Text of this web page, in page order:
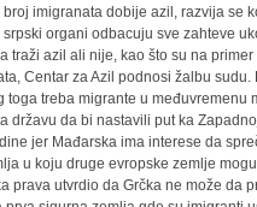
imigranata dobije azil, razvija se
organi odbacuju sve zahteve
traži azil ali nije, kao što su na
Centar za Azil podnosi žalbu sudu.
toga treba migrante u međuvremenu
državu da bi nastavili put ka
jer Mađarska ima interese da
u koju druge evropske zemlje
prava utvrdio da Grčka ne može da